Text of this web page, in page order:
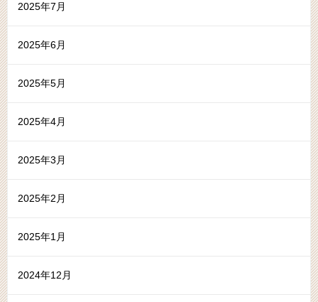
2025年7月
2025年6月
2025年5月
2025年4月
2025年3月
2025年2月
2025年1月
2024年12月